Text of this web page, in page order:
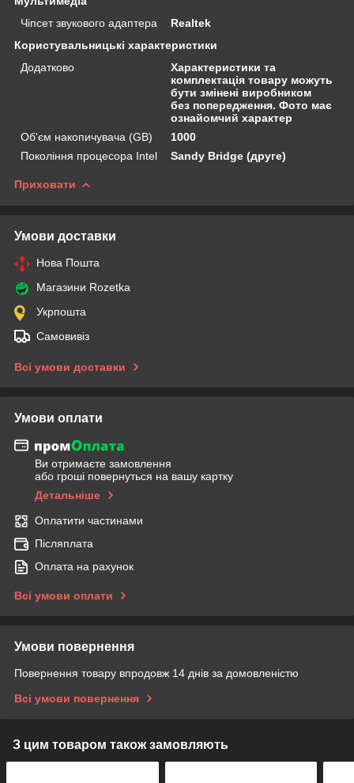
Чіпсет звукового адаптера
Realtek
Користувальницькі характеристики
Додатково
Характеристики та
комплектація товару можуть
бути змінені виробником
без попередження. Фото має
ознайомчий характер
Об'єм накопичувача (GB)
1000
Покоління процесора Intel
Sandy Bridge (друге)
Приховати
Умови доставки
Нова Пошта
Магазини Rozetka
Укрпошта
Самовивіз
Всі умови доставки
Умови оплати
Ви отримаєте замовлення
або гроші повернуться на вашу картку
Детальніше
Оплатити частинами
Післяплата
Оплата на рахунок
Всі умови оплати
Умови повернення
Повернення товару впродовж 14 днів за домовленістю
Всі умови повернення
З цим товаром також замовляють